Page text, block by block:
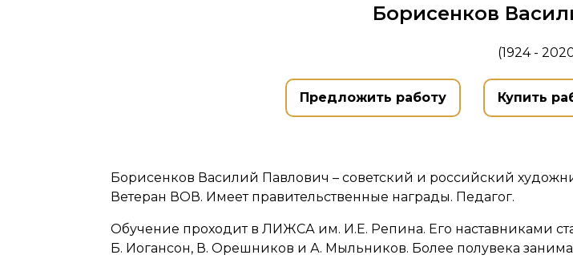
Борисенков
(1924 -
Предложить работу Купить
Борисенков Василий Павлович – советский и российский
Ветеран ВОВ. Имеет правительственные награды. Педагог.
Обучение проходит в ЛИЖСА им. И.Е. Репина. Его наставниками
Б. Иогансон, В. Орешников и А. Мыльников. Более полувека